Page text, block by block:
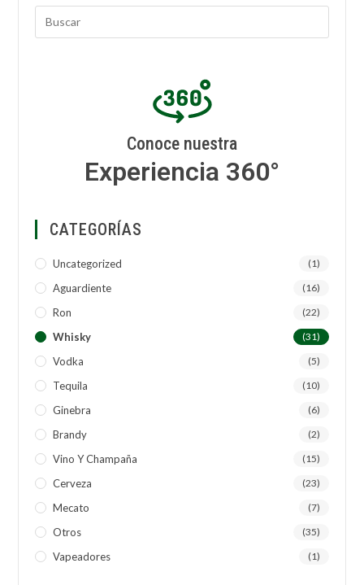
Conoce nuestra
Experiencia 360°
CATEGORÍAS
Uncategorized (1)
Aguardiente (16)
Ron (22)
Whisky (31)
Vodka (5)
Tequila (10)
Ginebra (6)
Brandy (2)
Vino Y Champaña (15)
Cerveza (23)
Mecato (7)
Otros (35)
Vapeadores (1)